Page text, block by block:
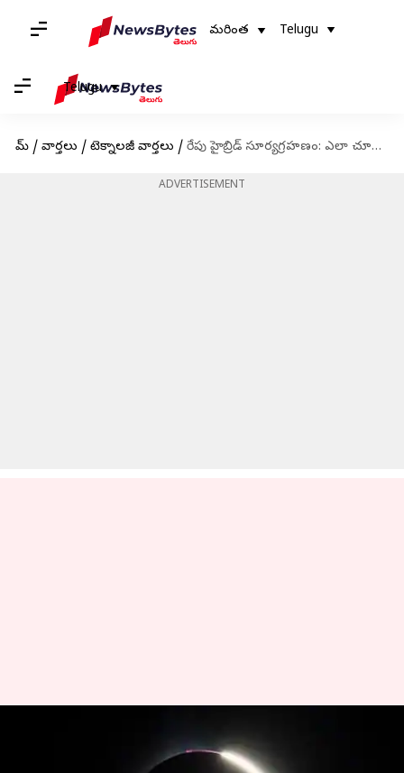
మరింత Telugu
Telugu
హోమ్ / వార్తలు / టెక్నాలజీ వార్తలు / రేపు హైబ్రిడ్ సూర్యగ్రహణం: ఎలా చూడాలో తెలుసా!
ADVERTISEMENT
రేపు హైబ్రిడ్ సూర్యగ్రహణం: ఎలా
చూడాలో తెలుసా!